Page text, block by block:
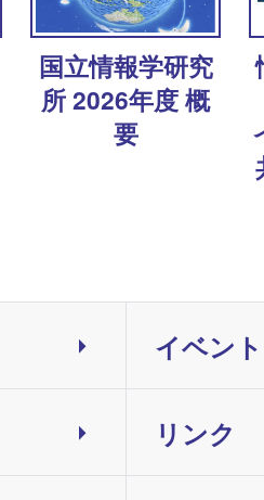
国立情報学研究
所 2026年度 概
要
イベント
リンク